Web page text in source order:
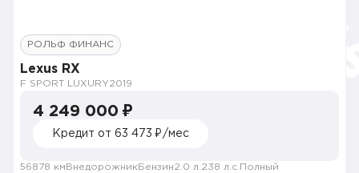
РОЛЬФ ФИНАНС
Lexus RX
F SPORT LUXURY2019
4 249 000 ₽
Кредит от 63 473 ₽/мес
56878 км Внедорожник Бензин2.0 л. 238 л.с. Полный